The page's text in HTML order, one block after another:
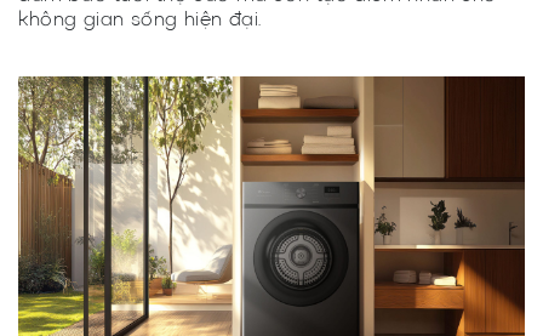
không gian sống hiện đại.